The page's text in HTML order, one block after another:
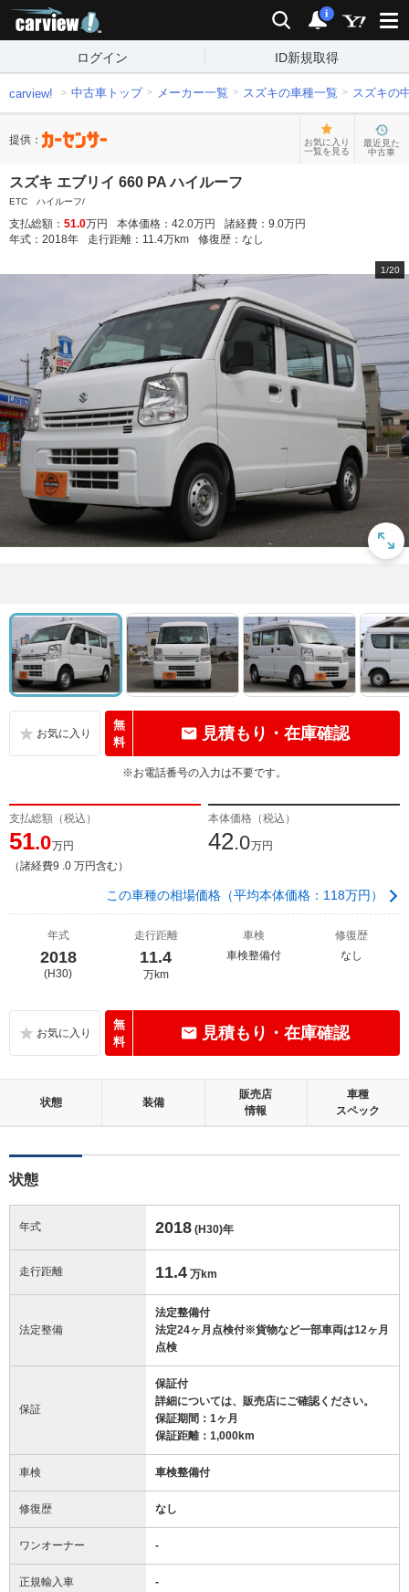
検索 通知
i
ログイン ID新規取得
carview! 中古車トップ メーカー一覧 スズキの車種一覧 スズキの
提供：
お気に入り
一覧を見る
最近見た
中古車
スズキ エブリイ 660 PA ハイルーフ
ETC ハイルーフ/
支払総額： 51.0万円 本体価格： 42.0万円 諸経費： 9.0万円
年式： 2018年 走行距離： 11.4万km 修復歴： なし
1/20
無
料
見積もり・在庫確認
※お電話番号の入力は不要です。
支払総額（税込）
51.0万円
（諸経費9 .0 万円含む）
本体価格（税込）
42.0万円
この車種の相場価格（平均本体価格：118万円）
年式
2018
(H30)
走行距離
11.4
万km
車検
車検整備付
修復歴
なし
無
料
見積もり・在庫確認
状態 装備
販売店
情報
車種
スペック
状態
年式 2018 (H30)年
走行距離 11.4 万km
法定整備
法定整備付
法定24ヶ月点検付※貨物など一部車両は12ヶ月
点検
保証
保証付
詳細については、販売店にご確認ください。
保証期間：1ヶ月
保証距離：1,000km
車検 車検整備付
修復歴 なし
ワンオーナー -
正規輸入車 -